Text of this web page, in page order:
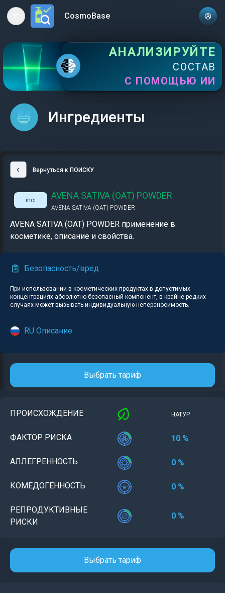
Open main menuCosmoBase
АНАЛИЗИРУЙТЕ
СОСТАВ
С ПОМОЩЬЮ ИИ
Ингредиенты
Вернуться к ПОИСКУ
inci AVENA SATIVA (OAT) POWDER
AVENA SATIVA (OAT) POWDER
AVENA SATIVA (OAT) POWDER применение в
косметике, описание и свойства.
Безопасность/вред
При использовании в косметических продуктах в допустимых
концентрациях абсолютно безопасный компонент, в крайне редких
случаях может вызывать индивидуальную непереносимость.
RU Описание
Выбрать тариф
ПРОИСХОЖДЕНИЕ НАТУР
ФАКТОР РИСКА 10 %
АЛЛЕГРЕННОСТЬ 0 %
КОМЕДОГЕННОСТЬ 0 %
РЕПРОДУКТИВНЫЕ
РИСКИ
0 %
Выбрать тариф